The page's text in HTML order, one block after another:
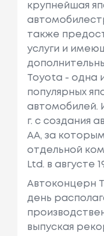
крупнейшая
также
услуги и
Toyota - одна
популярных
автомобилей.
г. с создания
AA, за
отдельной
Ltd. в августе
Автоконцерн
день
выпуская